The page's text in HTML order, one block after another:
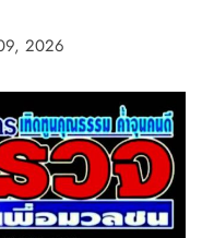
2026